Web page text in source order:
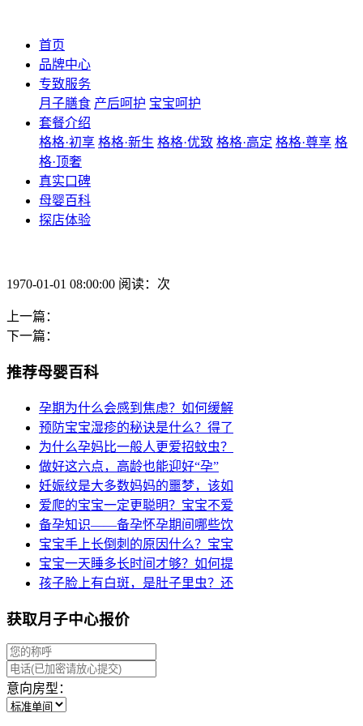
首页
品牌中心
专致服务
月子膳食 产后呵护 宝宝呵护
套餐介绍
格格·初享 格格·新生 格格·优致 格格·高定 格格·尊享 格
格·顶奢
真实口碑
母婴百科
探店体验
1970-01-01 08:00:00 阅读：次
上一篇：
下一篇：
推荐母婴百科
孕期为什么会感到焦虑？如何缓解
预防宝宝湿疹的秘诀是什么？得了
为什么孕妈比一般人更爱招蚊虫？
做好这六点，高龄也能迎好“孕”
妊娠纹是大多数妈妈的噩梦，该如
爱爬的宝宝一定更聪明？宝宝不爱
备孕知识——备孕怀孕期间哪些饮
宝宝手上长倒刺的原因什么？宝宝
宝宝一天睡多长时间才够？如何提
孩子脸上有白斑，是肚子里虫？还
获取月子中心报价
意向房型：